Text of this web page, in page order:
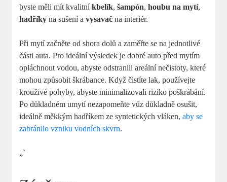
byste měli mít kvalitníkbelík,šampón,houbu na mytí,
hadříky na sušení avysavač na interiér.
Při mytí začněte od shora dolů a zaměřte se na jednotlivé
části auta. Pro ideální výsledek je dobré auto před mytím
opláchnout vodou, abyste odstranili areální nečistoty, které
mohou způsobit škrábance. Když čistíte lak, používejte
krouživé pohyby, abyste minimalizovali riziko poškrábání.
Po důkladném umytí nezapomeňte vůz důkladně osušit,
ideálně měkkým hadříkem ze syntetických vláken,aby se
zabránilo vzniku vodních skvrn.
„`